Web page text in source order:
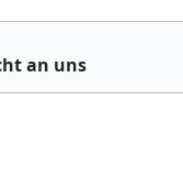
an uns